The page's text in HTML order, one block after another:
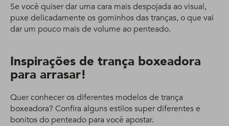
Se você quiser dar uma cara mais despojada ao visual,
puxe delicadamente os gominhos das tranças, o que vai
dar um pouco mais de volume ao penteado.
Inspirações de trança boxeadora
para arrasar!
Quer conhecer os diferentes modelos de trança
boxeadora? Confira alguns estilos super diferentes e
bonitos do penteado para você apostar.